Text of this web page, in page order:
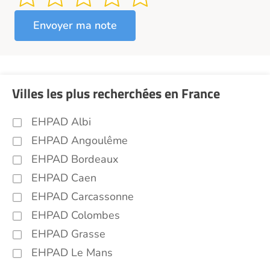
Villes les plus recherchées en France
EHPAD Albi
EHPAD Angoulême
EHPAD Bordeaux
EHPAD Caen
EHPAD Carcassonne
EHPAD Colombes
EHPAD Grasse
EHPAD Le Mans